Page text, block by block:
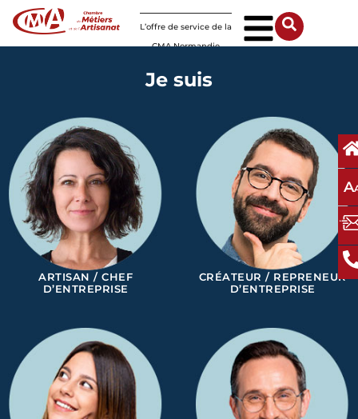
L’offre de service de la
CMA Normandie
A
Je suis
ARTISAN / CHEF
D’ENTREPRISE
CRÉATEUR / REPRENEUR
D’ENTREPRISE
Panneau de gestion des cookies